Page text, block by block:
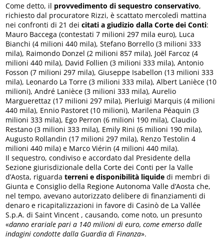
Come detto, il provvedimento di sequestro conservativo,
richiesto dal procuratore Rizzi, è scattato mercoledì mattina
nei confronti di 21 deicitati a giudizio dalla Corte dei Conti:
Mauro Baccega (contestati 7 milioni 297 mila euro), Luca
Bianchi (4 milioni 440 mila), Stefano Borrello (3 milioni 333
mila), Raimondo Donzel (2 milioni 857 mila), Joël Farcoz (4
milioni 440 mila), David Follien (3 milioni 333 mila), Antonio
Fosson (7 milioni 297 mila), Giuseppe Isabellon (13 milioni 333
mila), Leonardo La Torre (3 milioni 333 mila), Albert Lanièce (10
milioni), André Lanièce (3 milioni 333 mila), Aurelio
Marguerettaz (17 milioni 297 mila), Pierluigi Marquis (4 milioni
440 mila), Ennio Pastoret (10 milioni), Marilena Péaquin (3
milioni 333 mila), Ego Perron (6 milioni 190 mila), Claudio
Restano (3 milioni 333 mila), Emily Rini (6 milioni 190 mila),
Augusto Rollandin (17 milioni 297 mila), Renzo Testolin 4
milioni 440 mila) e Marco Viérin (4 milioni 440 mila).
Il sequestro, condiviso e accordato dal Presidente della
Sezione giurisdizionale della Corte dei Conti per la Valle
d’Aosta, riguardaterreni e disponibilità liquide di membri di
Giunta e Consiglio della Regione Autonoma Valle d’Aosta che,
nel tempo, avevano autorizzato delibere di finanziamenti di
denaro e ricapitalizzazioni in favore di Casinò de La Vallée
S.p.A. di Saint Vincent , causando, come noto, un presunto
«danno erariale pari a 140 milioni di euro, come emerso dalle
indagini condotte dalla Guardia di Finanza».